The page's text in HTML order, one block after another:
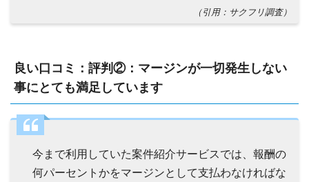
（引用：サクフリ調査）
良い口コミ：評判②：マージンが一切発生しない
事にとても満足しています
今まで利用していた案件紹介サービスでは、報酬の
何パーセントかをマージンとして支払わなければな